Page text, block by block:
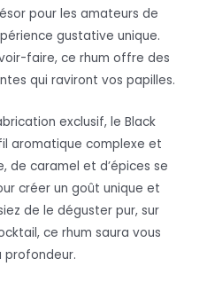
pour les amateurs de
gustative unique.
faire, ce rhum offre des
qui raviront vos papilles.
exclusif, le Black
aromatique complexe et
de caramel et d’épices se
créer un goût unique et
de le déguster pur, sur
ce rhum saura vous
profondeur.